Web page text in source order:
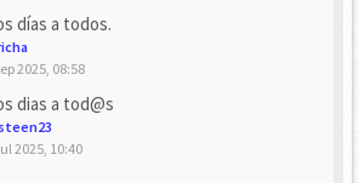
días a todos.
2025, 08:58
dias a tod@s
2025, 10:40